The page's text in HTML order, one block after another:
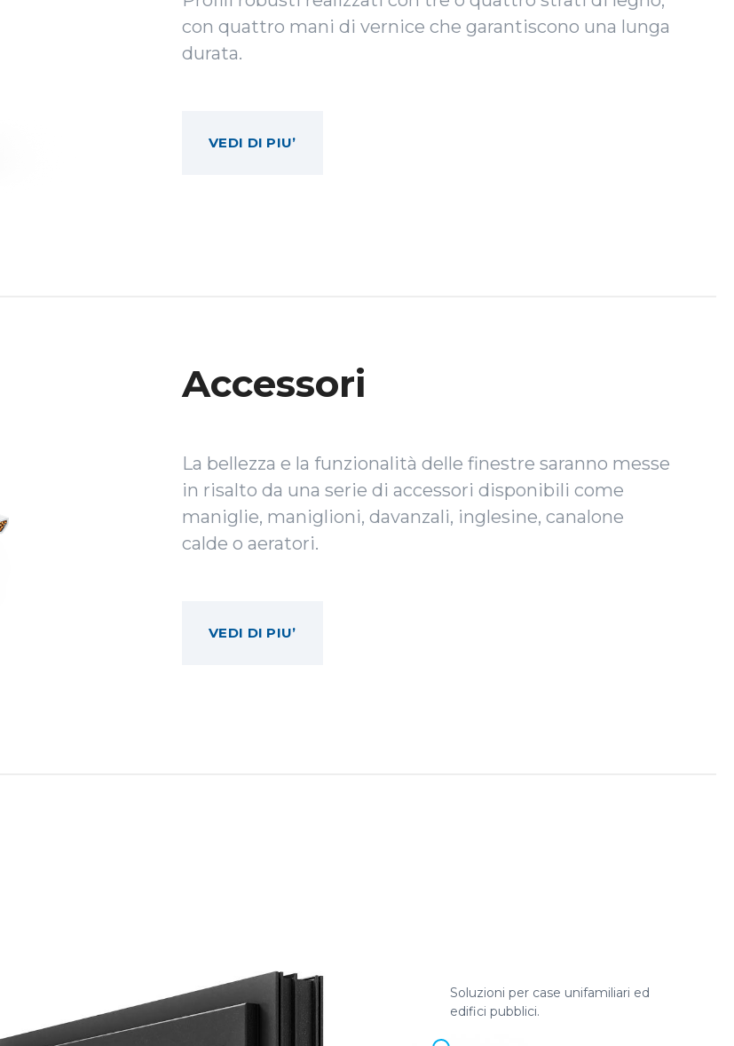
con quattro mani di vernice che garantiscono una lunga
durata.
VEDI DI PIU’
Accessori
La bellezza e la funzionalità delle finestre saranno messe
in risalto da una serie di accessori disponibili come
maniglie, maniglioni, davanzali, inglesine, canalone
calde o aeratori.
VEDI DI PIU’
Soluzioni per case unifamiliari ed
edifici pubblici.